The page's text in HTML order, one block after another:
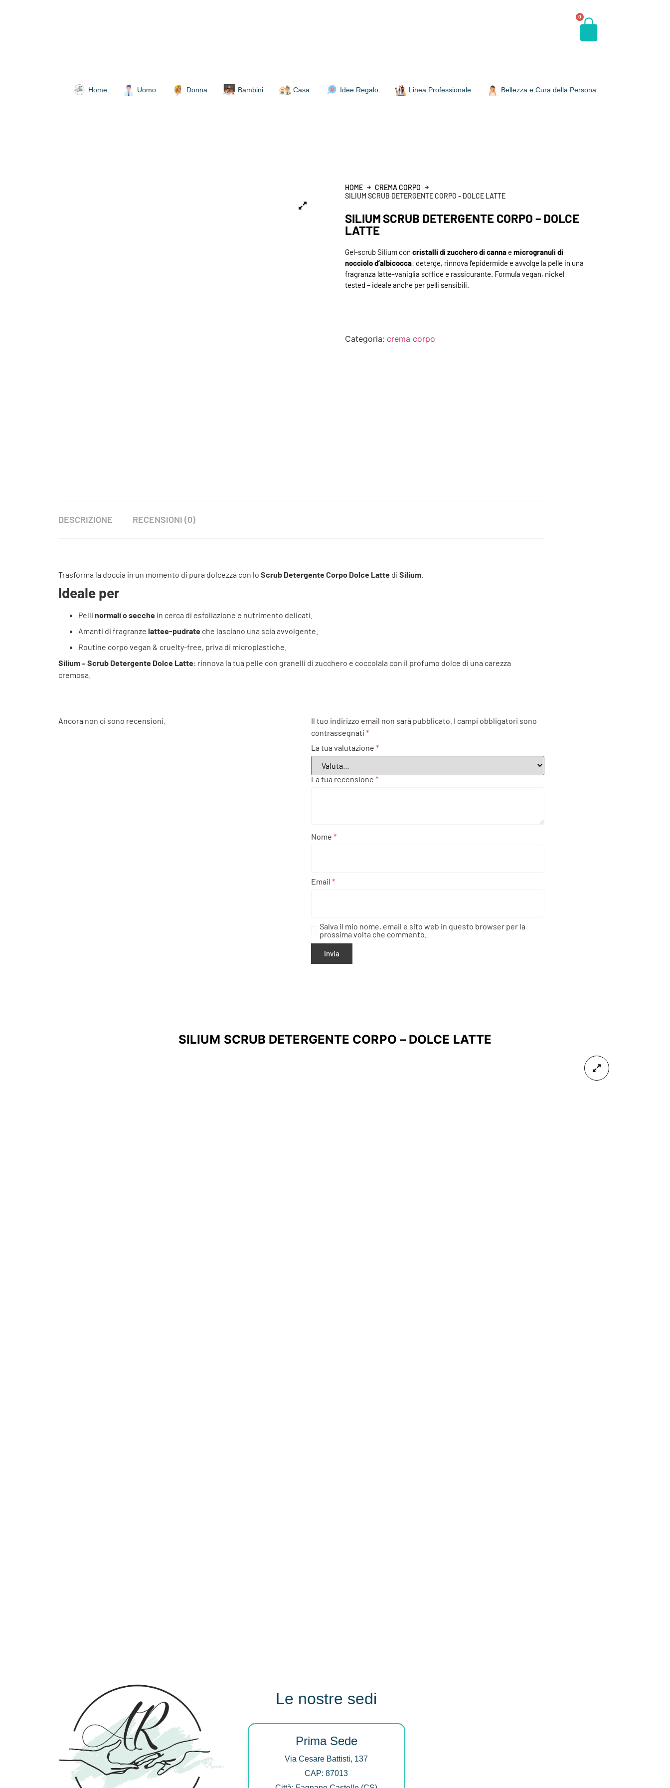
0
Home Uomo Donna Bambini Casa Idee Regalo Linea Professionale Bellezza e Cura della Persona
HOME
CREMA CORPO
SILIUM SCRUB DETERGENTE CORPO – DOLCE LATTE
SILIUM SCRUB DETERGENTE CORPO – DOLCE
LATTE
Gel-scrub Silium con cristalli di zucchero di canna e microgranuli di
nocciolo d’albicocca: deterge, rinnova l’epidermide e avvolge la pelle in una
fragranza latte-vaniglia soffice e rassicurante. Formula vegan, nickel
tested – ideale anche per pelli sensibili.
Categoria: crema corpo
DESCRIZIONE RECENSIONI (0)
Trasforma la doccia in un momento di pura dolcezza con lo Scrub Detergente Corpo Dolce Latte di Silium
Ideale per
Pelli normali o secche in cerca di esfoliazione e nutrimento delicati.
Amanti di fragranze lattee-pudrate che lasciano una scia avvolgente.
Routine corpo vegan & cruelty-free, priva di microplastiche.
Silium – Scrub Detergente Dolce Latte: rinnova la tua pelle con granelli di zucchero e coccolala con il profumo dolce di una carezza
cremosa.
Ancora non ci sono recensioni. Il tuo indirizzo email non sarà pubblicato. I campi obbligatori sono
contrassegnati *
La tua valutazione *
La tua recensione *
Nome *
Email *
Salva il mio nome, email e sito web in questo browser per la
prossima volta che commento.
SILIUM SCRUB DETERGENTE CORPO – DOLCE LATTE
Le nostre sedi
Prima Sede
Via Cesare Battisti, 137
CAP: 87013